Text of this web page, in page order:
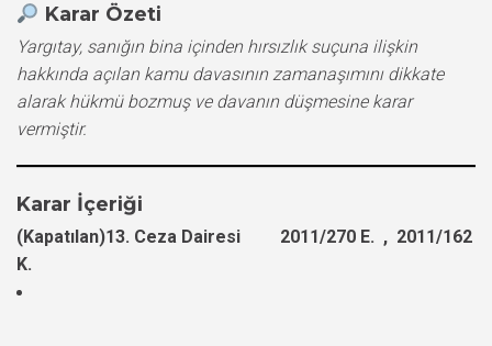
Karar Özeti
Yargıtay, sanığın bina içinden hırsızlık suçuna ilişkin
hakkında açılan kamu davasının zamanaşımını dikkate
alarak hükmü bozmuş ve davanın düşmesine karar
vermiştir.
Karar İçeriği
(Kapatılan)13. Ceza Dairesi 2011/270 E. , 2011/162
K.